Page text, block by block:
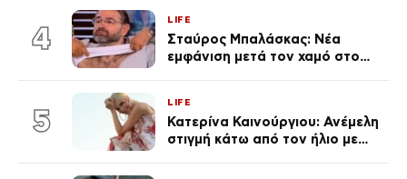
του Θεού»
4
LIFE
Σταύρος Μπαλάσκας: Νέα
εμφάνιση μετά τον χαμό στο
5
LIFE
Κατερίνα Καινούργιου: Ανέμελη
στιγμή κάτω από τον ήλιο με